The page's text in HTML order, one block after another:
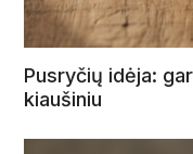
Pusryčių idėja:
kiaušiniu